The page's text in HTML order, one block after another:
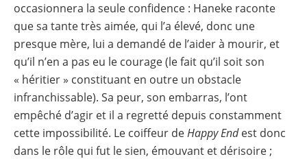
occasionnera la seule confidence : Haneke raconte
que sa tante très aimée, qui l’a élevé, donc une
presque mère, lui a demandé de l’aider à mourir, et
qu’il n’en a pas eu le courage (le fait qu’il soit son
« héritier » constituant en outre un obstacle
infranchissable). Sa peur, son embarras, l’ont
empêché d’agir et il a regretté depuis constamment
cette impossibilité. Le coiffeur deHappy Endest donc
dans le rôle qui fut le sien, émouvant et dérisoire ;